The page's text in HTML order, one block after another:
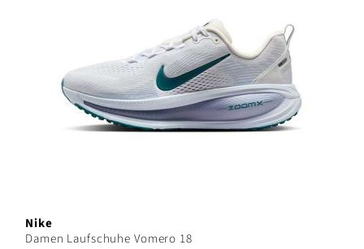
Nike
Damen Laufschuhe Vomero 18